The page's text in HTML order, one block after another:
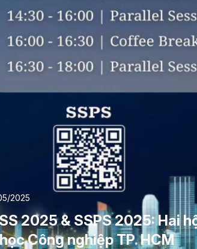
2025
2025 & SSPS 2025: Hai
Công nghiệp TP. HCM